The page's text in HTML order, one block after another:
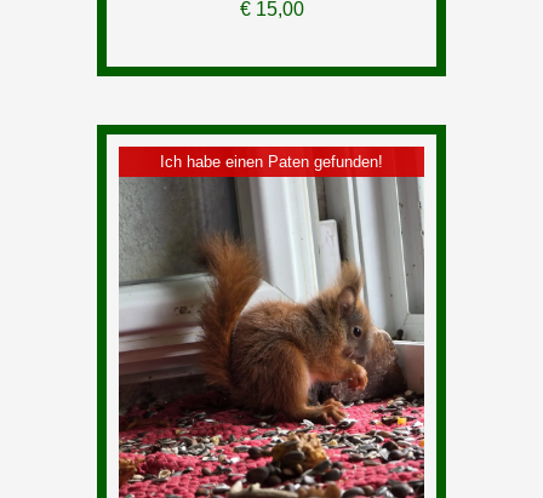
€15,00
Ich habe einen Paten gefunden!